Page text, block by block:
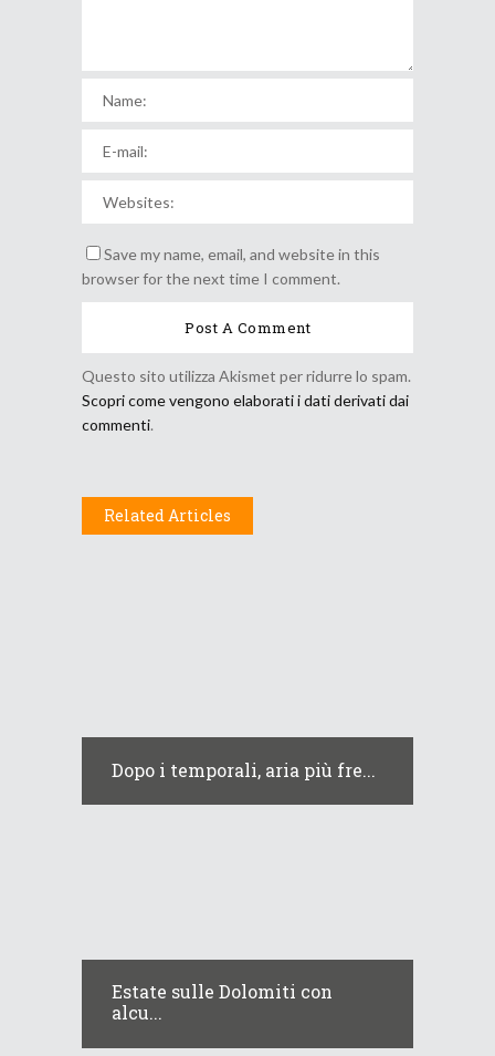
Save my name, email, and website in this
browser for the next time I comment.
Questo sito utilizza Akismet per ridurre lo spam.
Scopri come vengono elaborati i dati derivati dai
commenti.
Related Articles
Dopo i temporali, aria più fre...
Estate sulle Dolomiti con
alcu...